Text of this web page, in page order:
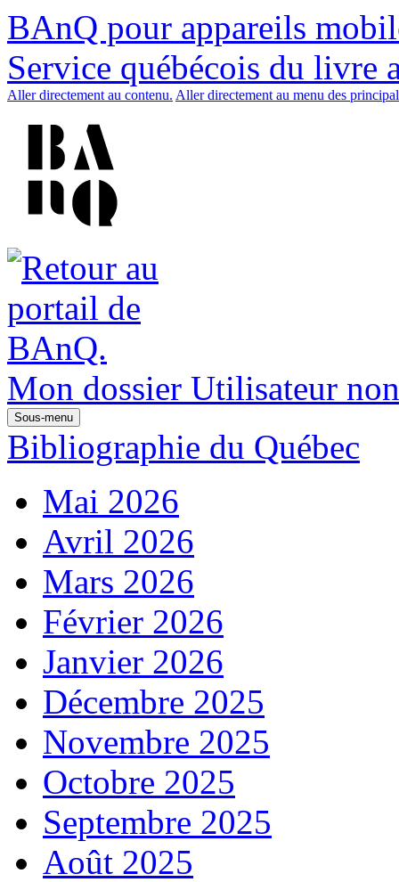
BAnQ pour appareils
Service québécois du livre
Aller directement au contenu. Aller directement au menu des
Mon dossier Utilisateur
Sous-menu
Bibliographie du Québec
Mai 2026
Avril 2026
Mars 2026
Février 2026
Janvier 2026
Décembre 2025
Novembre 2025
Octobre 2025
Septembre 2025
Août 2025